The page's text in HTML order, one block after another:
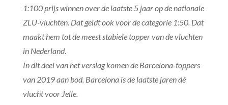
1:100 prijs winnen over de laatste 5 jaar op de nationale
ZLU-vluchten. Dat geldt ook voor de categorie 1:50. Dat
maakt hem tot de meest stabiele topper van de vluchten
in Nederland.
In dit deel van het verslag komen de Barcelona-toppers
van 2019 aan bod. Barcelona is de laatste jaren dé
vlucht voor Jelle.